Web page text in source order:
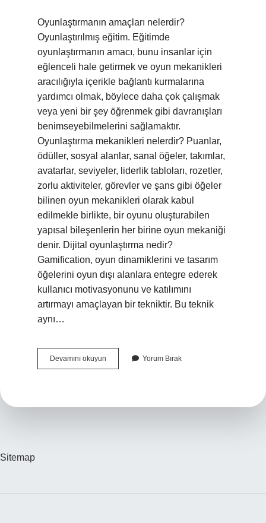
Oyunlaştırmanın amaçları nelerdir?
Oyunlaştırılmış eğitim. Eğitimde
oyunlaştırmanın amacı, bunu insanlar için
eğlenceli hale getirmek ve oyun mekanikleri
aracılığıyla içerikle bağlantı kurmalarına
yardımcı olmak, böylece daha çok çalışmak
veya yeni bir şey öğrenmek gibi davranışları
benimseyebilmelerini sağlamaktır.
Oyunlaştırma mekanikleri nelerdir? Puanlar,
ödüller, sosyal alanlar, sanal öğeler, takımlar,
avatarlar, seviyeler, liderlik tabloları, rozetler,
zorlu aktiviteler, görevler ve şans gibi öğeler
bilinen oyun mekanikleri olarak kabul
edilmekle birlikte, bir oyunu oluşturabilen
yapısal bileşenlerin her birine oyun mekaniği
denir. Dijital oyunlaştırma nedir?
Gamification, oyun dinamiklerini ve tasarım
öğelerini oyun dışı alanlara entegre ederek
kullanıcı motivasyonunu ve katılımını
artırmayı amaçlayan bir tekniktir. Bu teknik
aynı…
Devamını okuyun Oyunlaştırmanın
Dinamik
Yorum Bırak
Sitemap